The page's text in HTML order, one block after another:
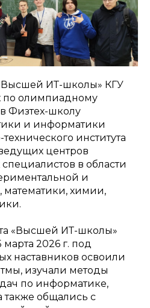
ИТ-школы» КГУ
по олимпиадному
Физтех-школу
и информатики
института
центров
в области
и
химии,
«Высшей ИТ-школы»
2026 г. под
наставников освоили
изучали методы
по информатике,
также общались с